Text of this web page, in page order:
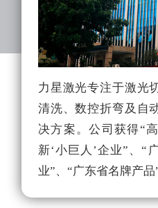
力星激光专注于激光
清洗、数控折弯及自
决方案。公司获得“
新‘小巨人’企业”、“
业”、“广东省名牌产品